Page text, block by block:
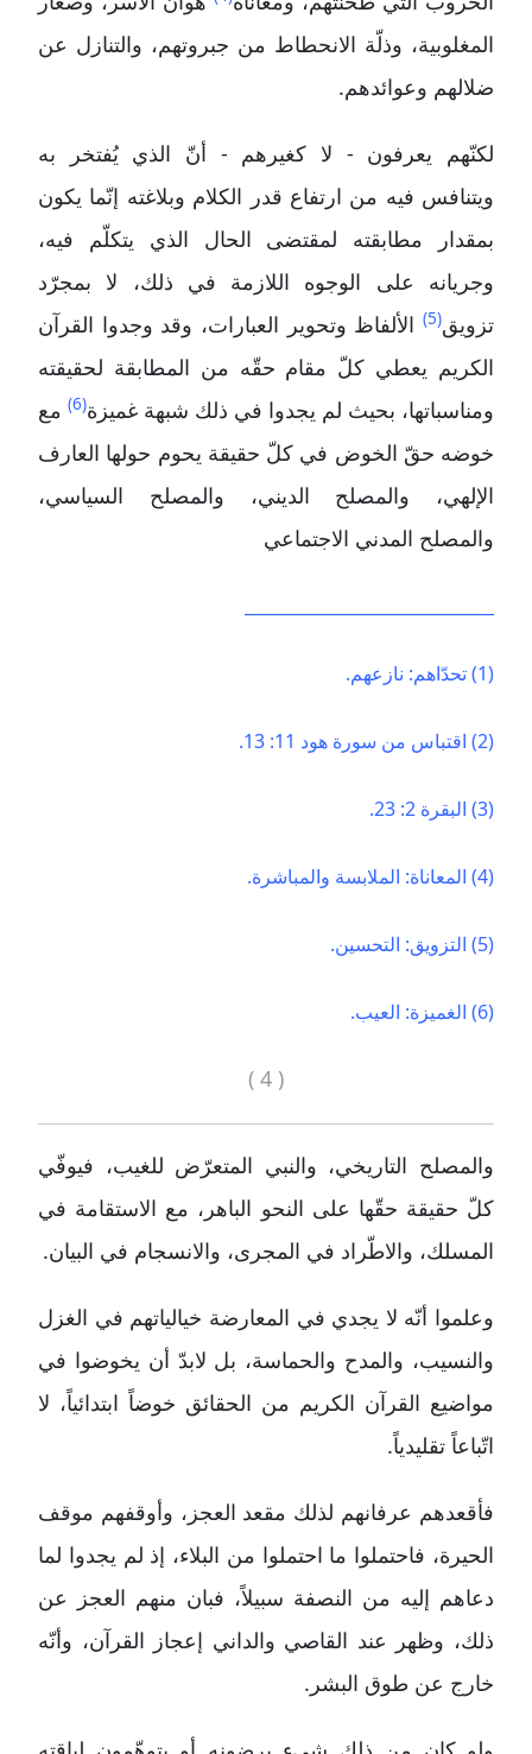
المغلوبية، وذلّة الانحطاط من جبروتهم، والتنازل عن
ضلالهم وعوائدهم.
لكنّهم يعرفون - لا كغيرهم - أنّ الذي يُفتخر به
ويتنافس فيه من ارتفاع قدر الكلام وبلاغته إنّما يكون
بمقدار مطابقته لمقتضى الحال الذي يتكلّم فيه،
وجريانه على الوجوه اللازمة في ذلك، لا بمجرّد
تزويق(5)
الألفاظ وتحوير العبارات، وقد وجدوا القرآن
الكريم يعطي كلّ مقام حقّه من المطابقة لحقيقته
ومناسباتها، بحيث لم يجدوا في ذلك شبهة غميزة(6)
مع
خوضه حقّ الخوض في كلّ حقيقة يحوم حولها العارف
الإلهي، والمصلح الديني، والمصلح السياسي،
والمصلح المدني الاجتماعي
(1) تحدّاهم: نازعهم.
(2) اقتباس من سورة هود 11: 13.
(3) البقرة 2: 23.
(4) المعاناة: الملابسة والمباشرة.
(5) التزويق: التحسين.
(6) الغميزة: العيب.
( 4 )
والمصلح التاريخي، والنبي المتعرّض للغيب، فيوفّي
كلّ حقيقة حقّها على النحو الباهر، مع الاستقامة في
المسلك، والاطّراد في المجرى، والانسجام في البيان.
وعلموا أنّه لا يجدي في المعارضة خيالياتهم في الغزل
والنسيب، والمدح والحماسة، بل لابدّ أن يخوضوا في
مواضيع القرآن الكريم من الحقائق خوضاً ابتدائياً، لا
اتّباعاً تقليدياً.
فأقعدهم عرفانهم لذلك مقعد العجز، وأوقفهم موقف
الحيرة، فاحتملوا ما احتملوا من البلاء، إذ لم يجدوا لما
دعاهم إليه من النصفة سبيلاً، فبان منهم العجز عن
ذلك، وظهر عند القاصي والداني إعجاز القرآن، وأنّه
خارج عن طوق البشر.